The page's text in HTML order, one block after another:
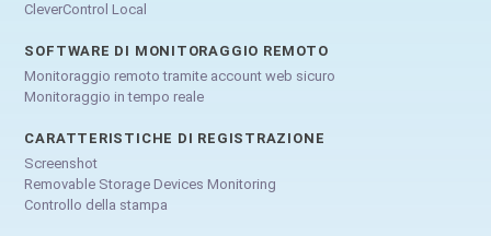
CleverControl Local
SOFTWARE DI MONITORAGGIO REMOTO
Monitoraggio remoto tramite account web sicuro
Monitoraggio in tempo reale
CARATTERISTICHE DI REGISTRAZIONE
Screenshot
Removable Storage Devices Monitoring
Controllo della stampa